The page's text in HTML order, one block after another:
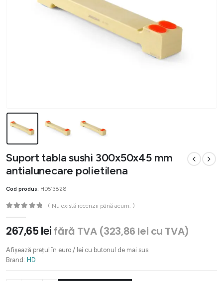
Suport tabla sushi 300x50x45 mm
antialunecare polietilena
Cod produs: HD513828
( Nu există recenzii până acum. )
267,65 lei fără TVA (323,86 lei cu TVA)
Afișează prețul în euro / lei cu butonul de mai sus
Brand: HD